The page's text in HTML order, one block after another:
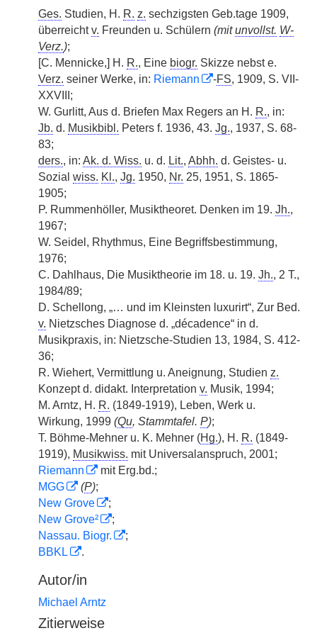
Ges. Studien, H. R. z. sechzigsten Geb.tage 1909,
überreichtv. Freunden u. Schülern (mitunvollst. W-
Verz.);
[C. Mennicke,] H. R., Eine biogr. Skizze nebst e.
Verz. seiner Werke, in: Riemann -FS, 1909, S. VII-
XXVIII;
W. Gurlitt, Aus d. Briefen Max Regers an H. R., in:
Jb. d. Musikbibl. Peters f. 1936, 43. Jg., 1937, S. 68-
83;
ders., in: Ak. d. Wiss. u. d. Lit., Abhh. d. Geistes- u.
Sozial wiss. Kl., Jg. 1950, Nr. 25, 1951, S. 1865-
1905;
P. Rummenhöller, Musiktheoret. Denken im 19. Jh.,
1967;
W. Seidel, Rhythmus, Eine Begriffsbestimmung,
1976;
C. Dahlhaus, Die Musiktheorie im 18. u. 19. Jh., 2 T.,
1984/89;
D. Schellong, „… und im Kleinsten luxurirt“, Zur Bed.
v. Nietzsches Diagnose d. „décadence“ in d.
Musikpraxis, in: Nietzsche-Studien 13, 1984, S. 412-
36;
R. Wiehert, Vermittlung u. Aneignung, Studien z.
Konzept d. didakt. Interpretation v. Musik, 1994;
M. Arntz, H. R. (1849-1919), Leben, Werk u.
Wirkung, 1999 (Qu, Stammtafel. P);
T. Böhme-Mehner u. K. Mehner (Hg.), H. R. (1849-
1919), Musikwiss. mit Universalanspruch, 2001;
Riemann
mit Erg.bd.;
MGG
(P);
New Grove
;
New Grove²
;
Nassau. Biogr.
;
BBKL
.
Autor/in
Michael Arntz
Zitierweise